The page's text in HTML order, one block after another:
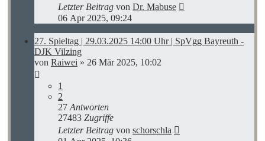
Letzter Beitrag von Dr. Mabuse
06 Apr 2025, 09:24
27. Spieltag | 29.03.2025 14:00 Uhr | SpVgg Bayreuth -
DJK Vilzing
von Raiwei » 26 Mär 2025, 10:02
1
2
27 Antworten
27483 Zugriffe
Letzter Beitrag von schorschla